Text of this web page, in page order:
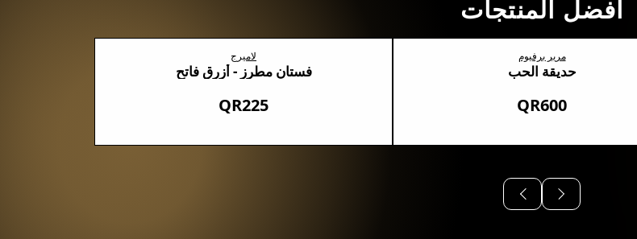
أفضل المنتجات
مرير برفيوم
حديقة الحب
QR600
لاميرج
فستان مطرز - أزرق فاتح
QR225